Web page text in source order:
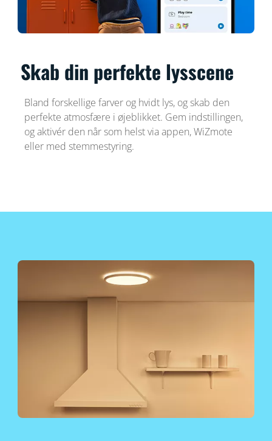
Skab din perfekte lysscene
Bland forskellige farver og hvidt lys, og skab den
perfekte atmosfære i øjeblikket. Gem indstillingen,
og aktivér den når som helst via appen, WiZmote
eller med stemmestyring.